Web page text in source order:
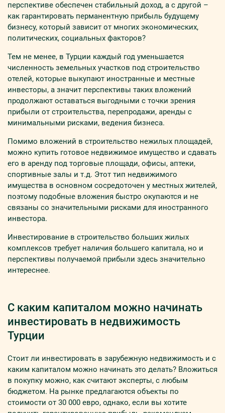
перспективе обеспечен стабильный доход, а с другой –
как гарантировать перманентную прибыль будущему
бизнесу, который зависит от многих экономических,
политических, социальных факторов?
Тем не менее, в Турции каждый год уменьшается
численность земельных участков под строительство
отелей, которые выкупают иностранные и местные
инвесторы, а значит перспективы таких вложений
продолжают оставаться выгодными с точки зрения
прибыли от строительства, перепродажи, аренды с
минимальными рисками, ведения бизнеса.
Помимо вложений в строительство нежилых площадей,
можно купить готовое недвижимое имущество и сдавать
его в аренду под торговые площади, офисы, аптеки,
спортивные залы и т.д. Этот тип недвижимого
имущества в основном сосредоточен у местных жителей,
поэтому подобные вложения быстро окупаются и не
связаны со значительными рисками для иностранного
инвестора.
Инвестирование в строительство больших жилых
комплексов требует наличия большего капитала, но и
перспективы получаемой прибыли здесь значительно
интереснее.
С каким капиталом можно начинать
инвестировать в недвижимость
Турции
Стоит ли инвестировать в зарубежную недвижимость и с
каким капиталом можно начинать это делать? Вложиться
в покупку можно, как считают эксперты, с любым
бюджетом. На рынке предлагаются объекты по
стоимости от 30 000 евро, однако, если вы хотите